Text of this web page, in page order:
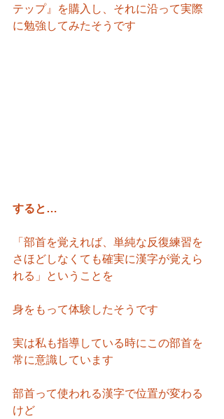
テップ』を購入し、それに沿って実際
に勉強してみたそうです
すると…
「部首を覚えれば、単純な反復練習を
さほどしなくても確実に漢字が覚えら
れる」ということを
身をもって体験したそうです
実は私も指導している時にこの部首を
常に意識しています
部首って使われる漢字で位置が変わる
けど